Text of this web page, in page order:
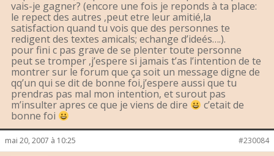
vais-je gagner? (encore une fois je reponds à ta place:
le repect des autres ,peut etre leur amitié,la
satisfaction quand tu vois que des personnes te
redigent des textes amicals; echange d’ideés….).
pour fini c pas grave de se plenter toute personne
peut se tromper ,j’espere si jamais t’as l’intention de te
montrer sur le forum que ça soit un message digne de
qq’un qui se dit de bonne foi,j’espere aussi que tu
prendras pas mal mon intention, et surout pas
m’insulter apres ce que je viens de dire
c’etait de
bonne foi
mai 20, 2007 à 10:25 #230084